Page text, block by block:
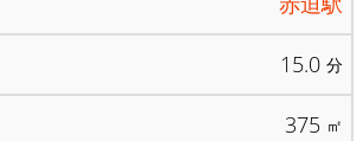
15.0 分
375 ㎡